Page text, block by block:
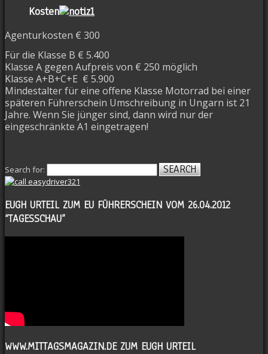
Kosten
Agenturkosten € 300
Für die Klasse B € 5.400
Klasse A gegen Aufpreis von € 250 möglich
Klasse A+B+C+E € 5.900
Mindestalter für eine offene Klasse Motorrad bei einer
späteren Führerschein Umschreibung in Ungarn ist 21
Jahre. Wenn Sie jünger sind, dann wird nur der
eingeschränkte A1 eingetragen!
Search for:
EUGH URTEIL ZUM EU FÜHRERSCHEIN VOM 26.04.2012
“TAGESSCHAU”
WWW.MITTAGSMAGAZIN.DE ZUM EUGH URTEIL